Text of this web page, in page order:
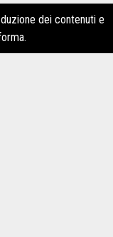
dei contenuti e